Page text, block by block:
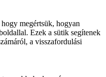
megértsük, hogyan
Ezek a sütik segítenek
a visszafordulási